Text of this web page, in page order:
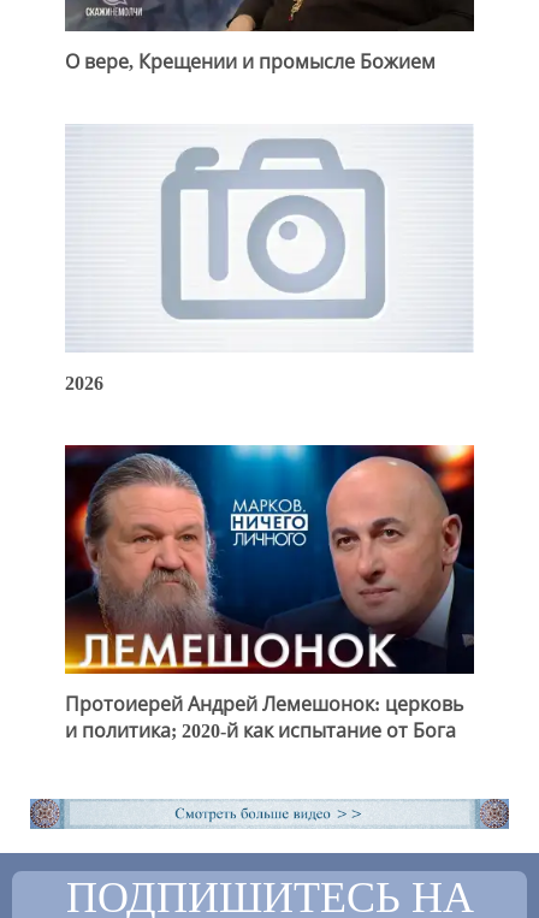
О вере, Крещении и промысле Божием
2026
Протоиерей Андрей Лемешонок: церковь
и политика; 2020-й как испытание от Бога
ПОДПИШИТЕСЬ НА